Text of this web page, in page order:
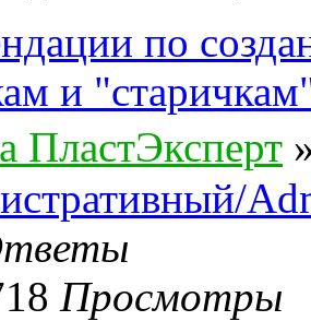
по
и
ПластЭксперт
Просмотры